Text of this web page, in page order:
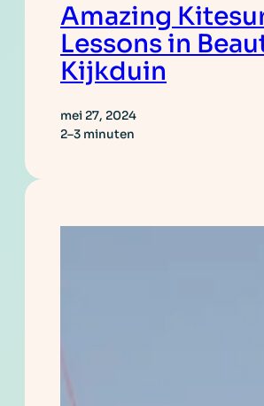
Amazing
Lessons in
Kijkduin
mei 27, 2024
2–3 minuten